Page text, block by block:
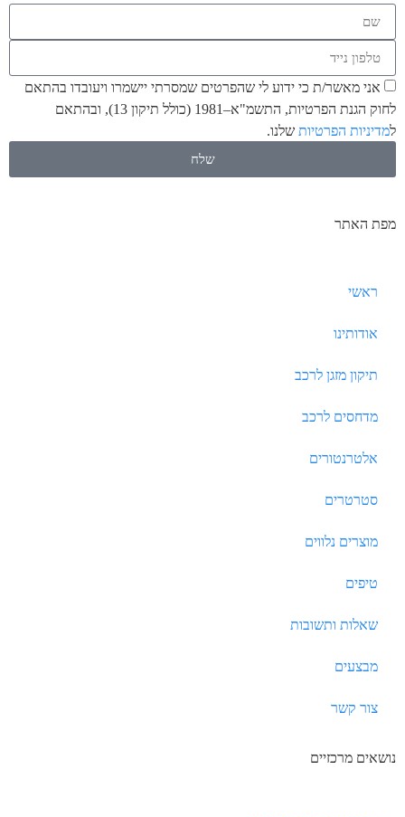
אני מאשר/ת כי ידוע לי שהפרטים שמסרתי יישמרו ויעובדו בהתאם
לחוק הגנת הפרטיות, התשמ"א–1981 (כולל תיקון 13), ובהתאם
מדיניות הפרטיותשלנו.
שלח
מפת האתר
ראשי
אודותינו
תיקון מזגן לרכב
מדחסים לרכב
אלטרנטורים
סטרטרים
מוצרים נלווים
טיפים
שאלות ותשובות
מבצעים
צור קשר
נושאים מרכזיים